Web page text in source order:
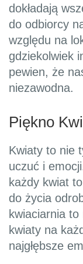
dokładają
do odbiorcy
względu na
gdziekolwiek
pewien, że
niezawodna.
Piękno
Kwiaty to nie
uczuć i
każdy kwiat
do życia
kwiaciarnia
kwiaty na
najgłębsze